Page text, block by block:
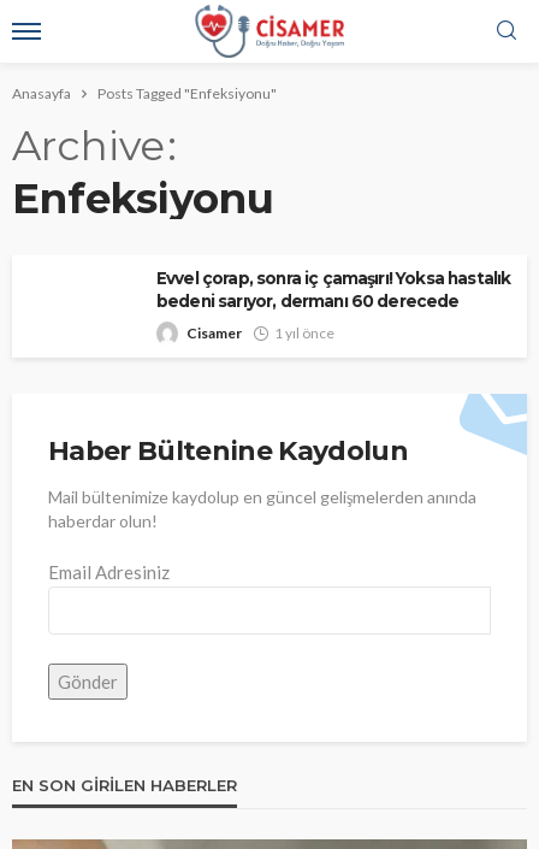
Anasayfa Posts Tagged "Enfeksiyonu"
Archive
Enfeksiyonu
Evvel çorap, sonra iç çamaşırı! Yoksa hastalık
bedeni sarıyor, dermanı 60 derecede
Cisamer 1 yıl önce
Haber Bültenine Kaydolun
Mail bültenimize kaydolup en güncel gelişmelerden anında
haberdar olun!
Email Adresiniz
EN SON GIRILEN HABERLER